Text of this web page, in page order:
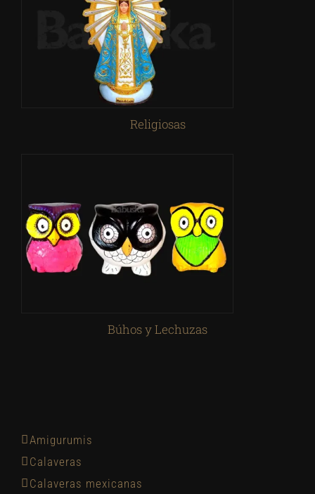
Religiosas
Búhos y Lechuzas
Amigurumis
Calaveras
Calaveras mexicanas